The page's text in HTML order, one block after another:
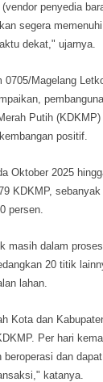
penyedia
segera
dekat," ujarnya.
0705/Magelang
Putih (KDKMP)
positif.
Oktober 2025
KDKMP,
persen.
masih dalam proses
20 titik
lahan.
Kota dan
Per hari
beroperasi dan dapat
katanya.